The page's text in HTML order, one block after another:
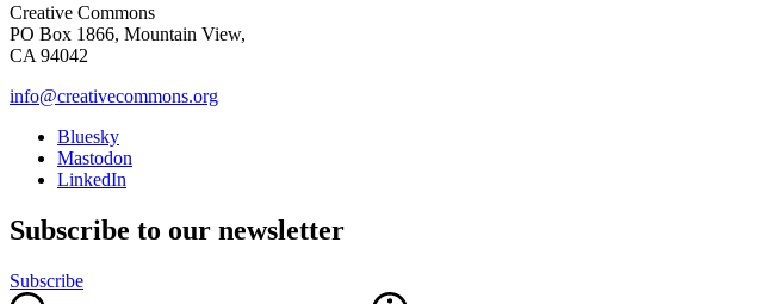
Creative Commons
PO Box 1866, Mountain View,
CA 94042
info@creativecommons.org
Bluesky
Mastodon
LinkedIn
Subscribe to our newsletter
Subscribe